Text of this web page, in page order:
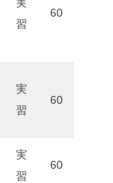
習
60
実
習
60
実
習
60